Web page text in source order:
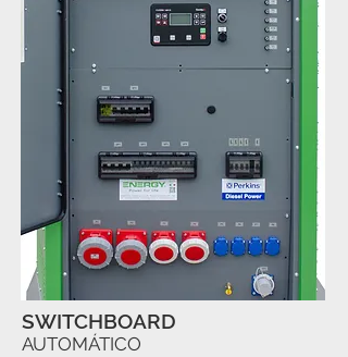
SWITCHBOARD
AUTOMÁTICO